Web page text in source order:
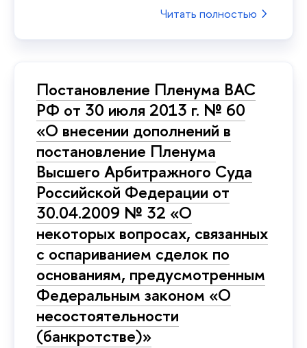
Читать полностью
Постановление Пленума ВАС
РФ от 30 июля 2013 г. № 60
«О внесении дополнений в
постановление Пленума
Высшего Арбитражного Суда
Российской Федерации от
30.04.2009 № 32 «О
некоторых вопросах, связанных
с оспариванием сделок по
основаниям, предусмотренным
Федеральным законом «О
несостоятельности
(банкротстве)»